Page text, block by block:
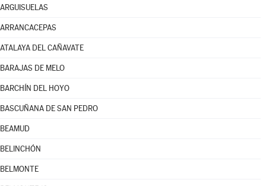
ARGUISUELAS
ARRANCACEPAS
ATALAYA DEL CAÑAVATE
BARAJAS DE MELO
BARCHÍN DEL HOYO
BASCUÑANA DE SAN PEDRO
BEAMUD
BELINCHÓN
BELMONTE